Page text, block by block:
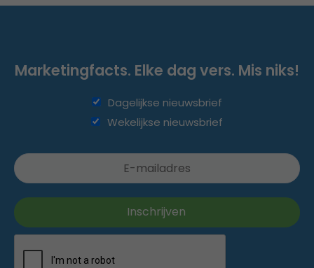
Marketingfacts. Elke dag vers. Mis niks!
Dagelijkse nieuwsbrief
Wekelijkse nieuwsbrief